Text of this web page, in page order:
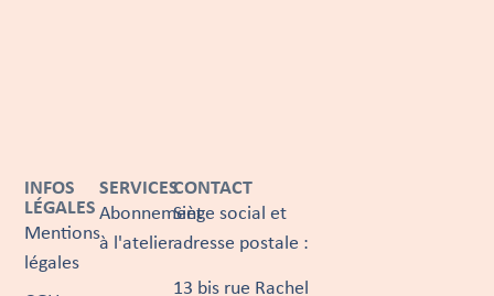
SERVICES
Abonnement
à l'atelier
INFOS
LÉGALES
Mentions
légales
CONTACT
Siège social et
adresse postale :
13 bis rue Rachel